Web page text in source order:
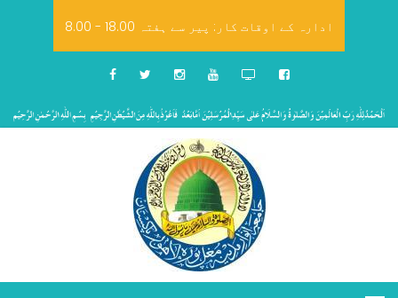
8.00 - 18.00 ادارہ کے اوقات کار: پیر سے ہفتہ